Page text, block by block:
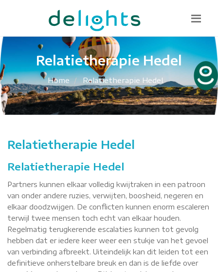
085 130 1482
info@delights.nu
Relatietherapie Hedel
Home Relatietherapie Hedel
Relatietherapie Hedel
Relatietherapie Hedel
Partners kunnen elkaar volledig kwijtraken in een patroon
van onder andere ruzies, verwijten, boosheid, negeren en
elkaar doodzwijgen. De conflicten kunnen enorm escaleren
terwijl twee mensen toch echt van elkaar houden.
Regelmatig terugkerende escalaties kunnen tot gevolg
hebben dat er iedere keer weer een stukje van het gevoel
van verbinding afbreekt. Uiteindelijk kan dit leiden tot een
definitieve onherstelbare breuk en dan is de liefde over